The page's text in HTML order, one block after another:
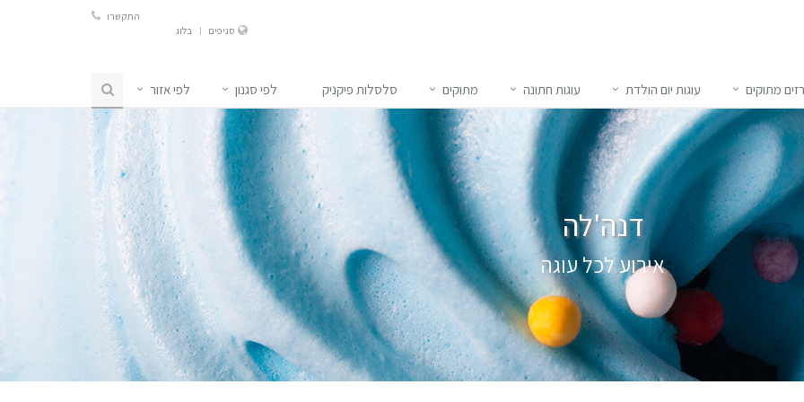
התקשרו
סניפים
בלוג
מתוקים עוגות יום הולדת עוגות חתונה מתוקים סלסלות פיקניק לפי סגנון לפי אזור
דנה'לה
אירוע לכל עוגה